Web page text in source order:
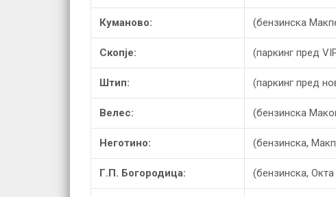
Куманово: (бензинска
Скопје: (паркинг пред
Штип: (паркинг пред
Велес: (бензинска
Неготино: (бензинска,
Г.П. Богородица: (бензинска,